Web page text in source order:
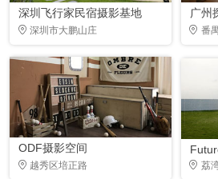
深圳飞行家民宿摄影基地
深圳市大鹏山庄
广州
番
ODF摄影空间
越秀区培正路 荔